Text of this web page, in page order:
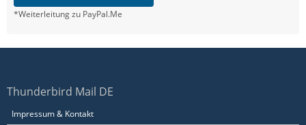
*Weiterleitung zu PayPal.Me
Thunderbird Mail DE
Impressum & Kontakt